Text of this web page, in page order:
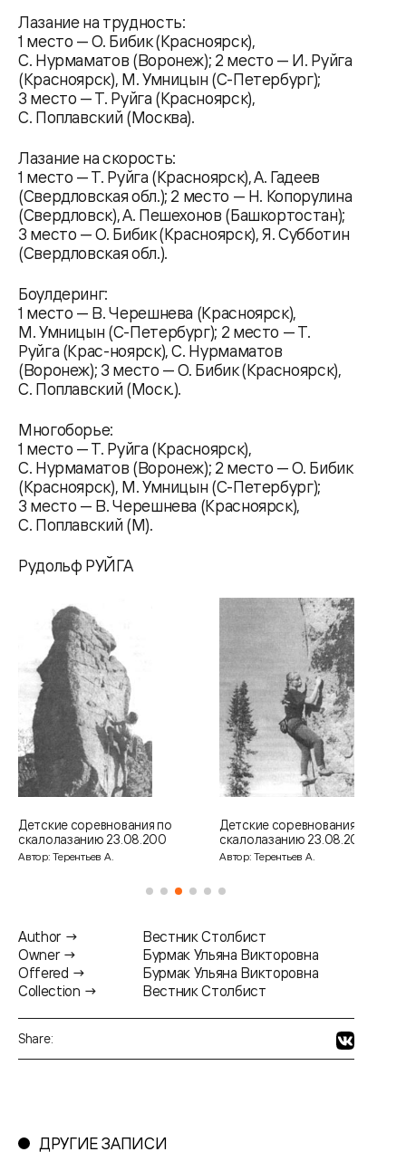
Лазание на трудность:
1 место — О. Бибик (Красноярск),
С. Нурмаматов (Воронеж); 2 место — И. Руйга
(Красноярск), М. Умницын (С-Петербург);
3 место — Т. Руйга (Красноярск),
С. Поплавский (Москва).
Лазание на скорость:
1 место — Т. Руйга (Красноярск), А. Гадеев
(Свердловская обл.); 2 место — Н. Копорулина
(Свердловск), А. Пешехонов (Башкортостан);
3 место — О. Бибик (Красноярск), Я. Субботин
(Свердловская обл.).
Боулдеринг:
1 место — В. Черешнева (Красноярск),
М. Умницын (С-Петербург); 2 место — Т.
Руйга (Крас-ноярск), С. Нурмаматов
(Воронеж); 3 место — О. Бибик (Красноярск),
С. Поплавский (Моск.).
Многоборье:
1 место — Т. Руйга (Красноярск),
С. Нурмаматов (Воронеж); 2 место — О. Бибик
(Красноярск), М. Умницын (С-Петербург);
3 место — В. Черешнева (Красноярск),
С. Поплавский (М).
Рудольф РУЙГА
Детские соревнования по
скалолазанию 23.08.200
Автор: Терентьев А.
Детские соревнования по
скалолазанию 23.08.200
Автор: Терентьев А.
Author →
Owner →
Offered →
Collection →
Вестник Столбист
Бурмак Ульяна Викторовна
Бурмак Ульяна Викторовна
Вестник Столбист
Share:
ДРУГИЕ ЗАПИСИ